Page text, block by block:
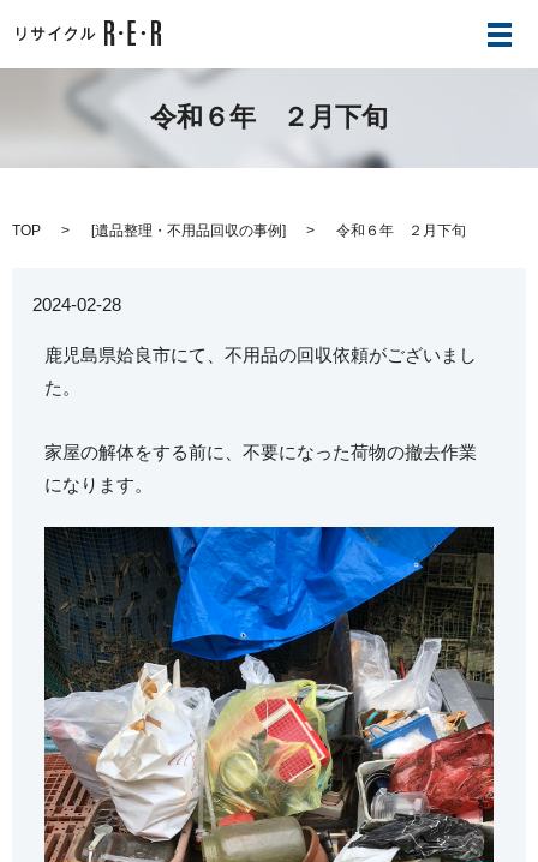
メ
令和６年 ２月下旬
TOP [遺品整理・不用品回収の事例] 令和６年 ２月下旬
2024-02-28
鹿児島県姶良市にて、不用品の回収依頼がございまし
た。
家屋の解体をする前に、不要になった荷物の撤去作業
になります。